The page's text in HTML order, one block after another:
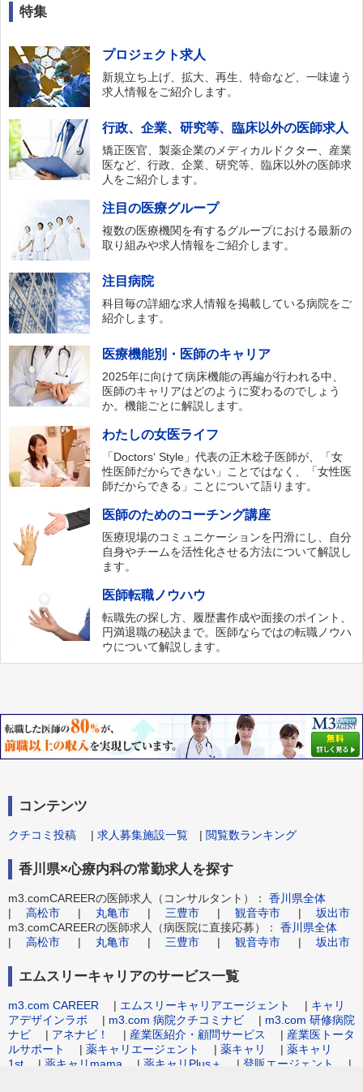
特集
プロジェクト求人
新規立ち上げ、拡大、再生、特命など、一味違う
求人情報をご紹介します。
行政、企業、研究等、臨床以外の医師求人
矯正医官、製薬企業のメディカルドクター、産業
医など、行政、企業、研究等、臨床以外の医師求
人をご紹介します。
注目の医療グループ
複数の医療機関を有するグループにおける最新の
取り組みや求人情報をご紹介します。
注目病院
科目毎の詳細な求人情報を掲載している病院をご
紹介します。
医療機能別・医師のキャリア
2025年に向けて病床機能の再編が行われる中、
医師のキャリアはどのように変わるのでしょう
か。機能ごとに解説します。
わたしの女医ライフ
「Doctors‘ Style」代表の正木稔子医師が、「女
性医師だからできない」ことではなく、「女性医
師だからできる」ことについて語ります。
医師のためのコーチング講座
医療現場のコミュニケーションを円滑にし、自分
自身やチームを活性化させる方法について解説し
ます。
医師転職ノウハウ
転職先の探し方、履歴書作成や面接のポイント、
円満退職の秘訣まで。医師ならではの転職ノウハ
ウについて解説します。
コンテンツ
クチコミ投稿 | 求人募集施設一覧 | 閲覧数ランキング
香川県×心療内科の常勤求人を探す
m3.comCAREERの医師求人（コンサルタント）： 香川県全体
| 高松市 | 丸亀市 | 三豊市 | 観音寺市 | 坂出市
m3.comCAREERの医師求人（病医院に直接応募）： 香川県全体
| 高松市 | 丸亀市 | 三豊市 | 観音寺市 | 坂出市
エムスリーキャリアのサービス一覧
m3.com CAREER | エムスリーキャリアエージェント | キャリ
アデザインラボ | m3.com 病院クチコミナビ | m3.com 研修病院
ナビ | アネナビ！ | 産業医紹介・顧問サービス | 産業医トータ
ルサポート
| 薬キャリエージェント | 薬キャリ | 薬キャリ
1st | 薬キャリmama | 薬キャリPlus＋ | 登販エージェント
|